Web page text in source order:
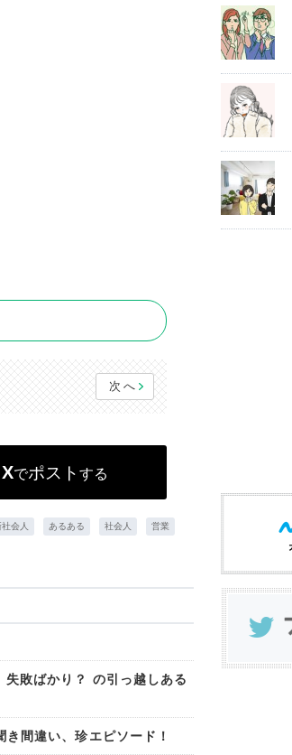
次へ
Xでポスト する
社会人 あるある 社会人 営業
失敗ばかり？ の引っ越しある
間違い、珍エピソード！